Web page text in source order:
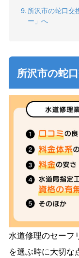
所沢市の蛇口交
ー」へ
所沢市の蛇
水道修理のセーフ
を選ぶ時に大切な